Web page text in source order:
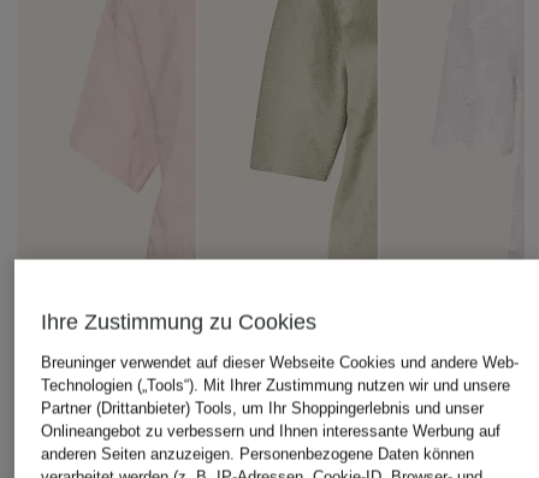
OPUS DANTE6 Rich & Royal
Ihre Zustimmung zu Cookies
Breuninger verwendet auf dieser Webseite Cookies und andere Web-
Technologien („Tools“). Mit Ihrer Zustimmung nutzen wir und unsere
Partner (Drittanbieter) Tools, um Ihr Shoppingerlebnis und unser
Onlineangebot zu verbessern und Ihnen interessante Werbung auf
anderen Seiten anzuzeigen. Personenbezogene Daten können